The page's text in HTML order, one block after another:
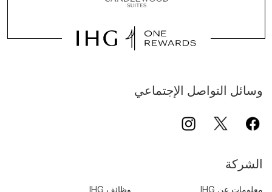
وسائل التواصل الإجتماعي
الشركة
معلومات عن IHG
وظائف IHG